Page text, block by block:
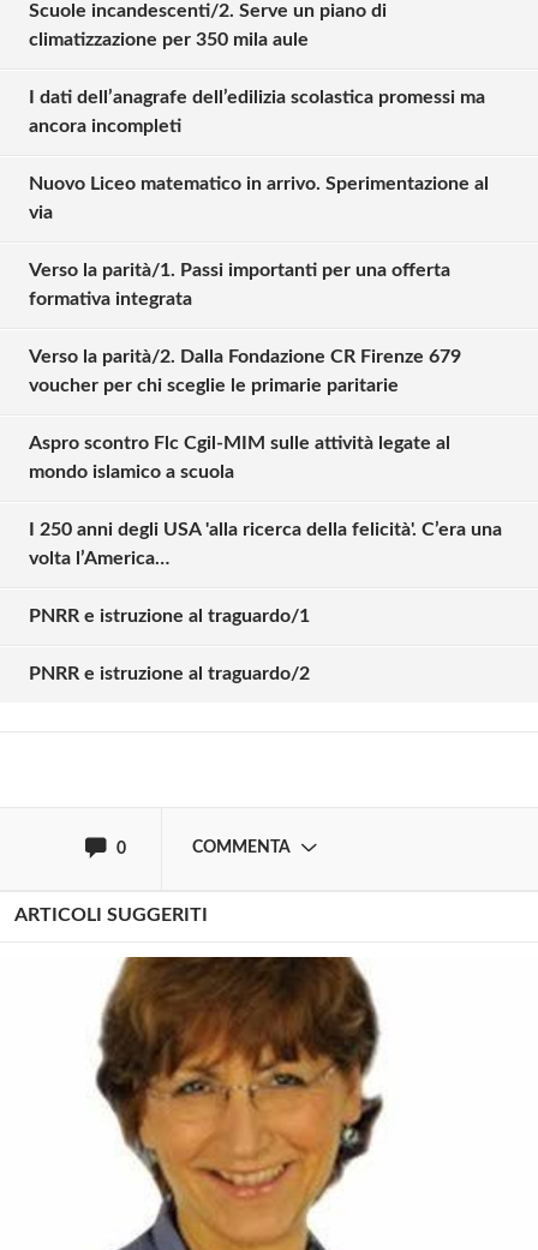
Scuole incandescenti/2. Serve un piano di
climatizzazione per 350 mila aule
I dati dell’anagrafe dell’edilizia scolastica promessi ma
ancora incompleti
Nuovo Liceo matematico in arrivo. Sperimentazione al
via
Verso la parità/1. Passi importanti per una offerta
formativa integrata
Verso la parità/2. Dalla Fondazione CR Firenze 679
voucher per chi sceglie le primarie paritarie
Aspro scontro Flc Cgil-MIM sulle attività legate al
mondo islamico a scuola
I 250 anni degli USA 'alla ricerca della felicità'. C’era una
volta l’America…
PNRR e istruzione al traguardo/1
PNRR e istruzione al traguardo/2
0 COMMENTA
commentare!
Effettua il Login o Registrati
ARTICOLI SUGGERITI